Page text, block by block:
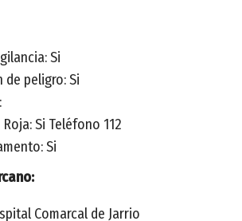
Si
de peligro: Si
Si Teléfono 112
Si
Comarcal de Jarrio